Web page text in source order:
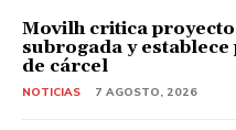
Movilh critica
subrogada y establece
de cárcel
NOTICIAS 7 AGOSTO, 2026